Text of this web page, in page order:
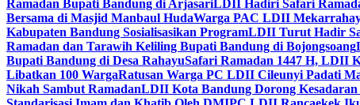
Ramadan Bupati Bandung di ArjasariLDII Hadiri Safari
Bersama di Masjid Manbaul HudaWarga PAC LDII
Kabupaten Bandung Sosialisasikan ProgramLDII Turut Hadir
Ramadan dan Tarawih Keliling Bupati Bandung di Bojongsoang
Bupati Bandung di Desa RahayuSafari Ramadan 1447 H, LDII
Libatkan 100 WargaRatusan Warga PC LDII Cileunyi Padati
Nikah Sambut RamadanLDII Kota Bandung Dorong